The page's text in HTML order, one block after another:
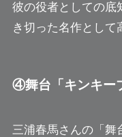
彼の役者としての底
き切った名作として
④舞台「キンキー
三浦春馬さんの「舞